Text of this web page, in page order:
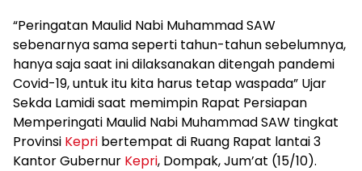
“Peringatan Maulid Nabi Muhammad SAW
sebenarnya sama seperti tahun-tahun sebelumnya,
hanya saja saat ini dilaksanakan ditengah pandemi
Covid-19, untuk itu kita harus tetap waspada” Ujar
Sekda Lamidi saat memimpin Rapat Persiapan
Memperingati Maulid Nabi Muhammad SAW tingkat
Provinsi Kepri bertempat di Ruang Rapat lantai 3
Kantor Gubernur Kepri, Dompak, Jum’at (15/10).